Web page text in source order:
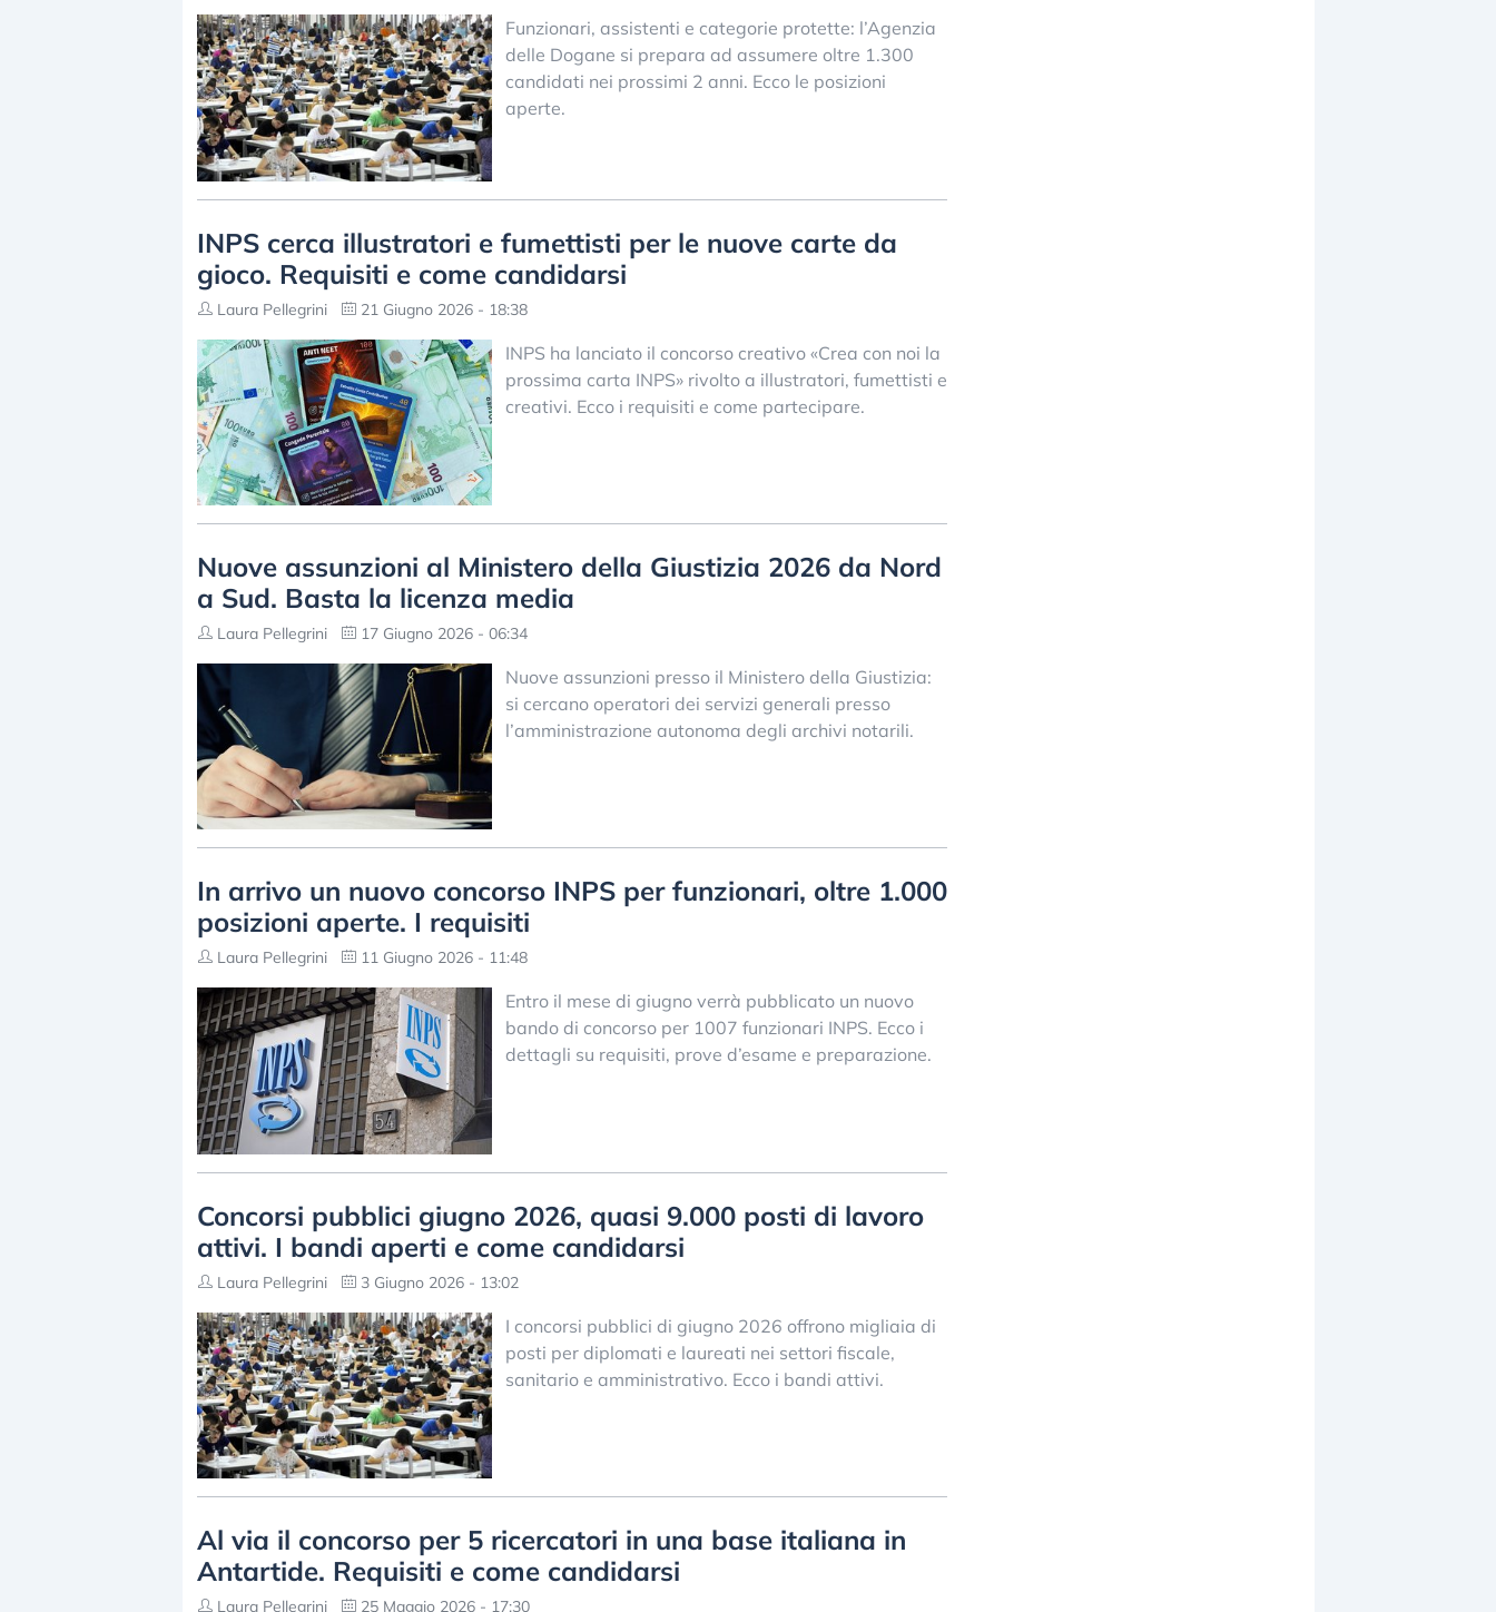
Funzionari, assistenti e categorie protette: l’Agenzia
delle Dogane si prepara ad assumere oltre 1.300
candidati nei prossimi 2 anni. Ecco le posizioni
aperte.
INPS cerca illustratori e fumettisti per le nuove carte da
gioco. Requisiti e come candidarsi
Laura Pellegrini 21 Giugno 2026 - 18:38
INPS ha lanciato il concorso creativo «Crea con noi la
prossima carta INPS» rivolto a illustratori, fumettisti e
creativi. Ecco i requisiti e come partecipare.
Nuove assunzioni al Ministero della Giustizia 2026 da Nord
a Sud. Basta la licenza media
Laura Pellegrini 17 Giugno 2026 - 06:34
Nuove assunzioni presso il Ministero della Giustizia:
si cercano operatori dei servizi generali presso
l’amministrazione autonoma degli archivi notarili.
In arrivo un nuovo concorso INPS per funzionari, oltre 1.000
posizioni aperte. I requisiti
Laura Pellegrini 11 Giugno 2026 - 11:48
Entro il mese di giugno verrà pubblicato un nuovo
bando di concorso per 1007 funzionari INPS. Ecco i
dettagli su requisiti, prove d’esame e preparazione.
Concorsi pubblici giugno 2026, quasi 9.000 posti di lavoro
attivi. I bandi aperti e come candidarsi
Laura Pellegrini 3 Giugno 2026 - 13:02
I concorsi pubblici di giugno 2026 offrono migliaia di
posti per diplomati e laureati nei settori fiscale,
sanitario e amministrativo. Ecco i bandi attivi.
Al via il concorso per 5 ricercatori in una base italiana in
Antartide. Requisiti e come candidarsi
Laura Pellegrini 25 Maggio 2026 - 17:30